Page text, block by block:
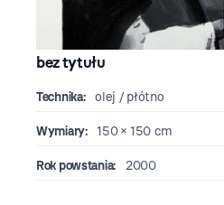
bez tytułu
Technika: olej / płótno
Wymiary: 150 × 150 cm
Rok powstania: 2000